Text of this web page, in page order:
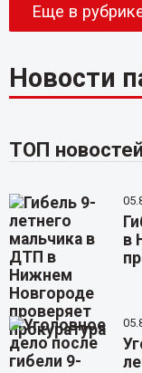
Еще в
Новости
ТОП
в